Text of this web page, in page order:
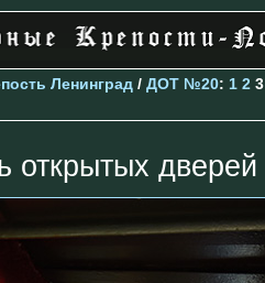
Ленинград / ДОТ №20: 1 2 3
открытых дверей